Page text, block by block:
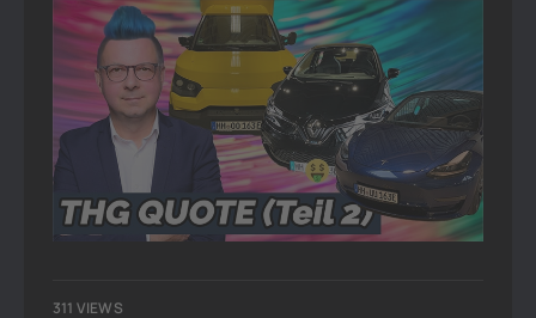
311 VIEWS